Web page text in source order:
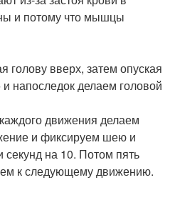
и потому что мышцы
вверх, затем опуская
напоследок делаем головой
движения делаем
и фиксируем шею и
секунд на 10. Потом пять
к следующему движению.